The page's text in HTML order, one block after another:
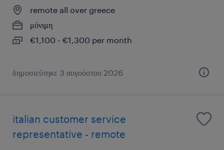
remote all over greece
μόνιμη
€1,100 - €1,300 per month
δημοσιεύτηκε 3 αυγούστου 2026
italian customer service
representative - remote